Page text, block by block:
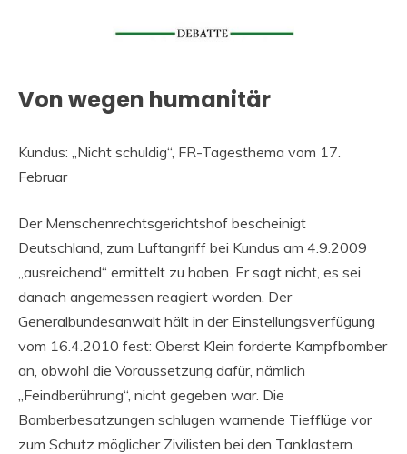
Von wegen humanitär
Kundus: „Nicht schuldig“, FR-Tagesthema vom 17.
Februar
Der Menschenrechtsgerichtshof bescheinigt
Deutschland, zum Luftangriff bei Kundus am 4.9.2009
„ausreichend“ ermittelt zu haben. Er sagt nicht, es sei
danach angemessen reagiert worden. Der
Generalbundesanwalt hält in der Einstellungsverfügung
vom 16.4.2010 fest: Oberst Klein forderte Kampfbomber
an, obwohl die Voraussetzung dafür, nämlich
„Feindberührung“, nicht gegeben war. Die
Bomberbesatzungen schlugen warnende Tiefflüge vor
zum Schutz möglicher Zivilisten bei den Tanklastern.